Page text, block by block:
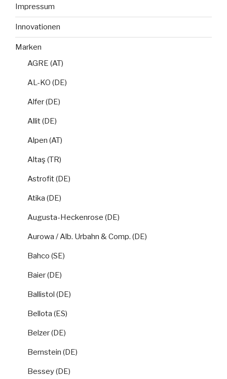
Impressum
Innovationen
Marken
AGRE (AT)
AL-KO (DE)
Alfer (DE)
Allit (DE)
Alpen (AT)
Altaş (TR)
Astrofit (DE)
Atika (DE)
Augusta-Heckenrose (DE)
Aurowa / Alb. Urbahn & Comp. (DE)
Bahco (SE)
Baier (DE)
Ballistol (DE)
Bellota (ES)
Belzer (DE)
Bernstein (DE)
Bessey (DE)